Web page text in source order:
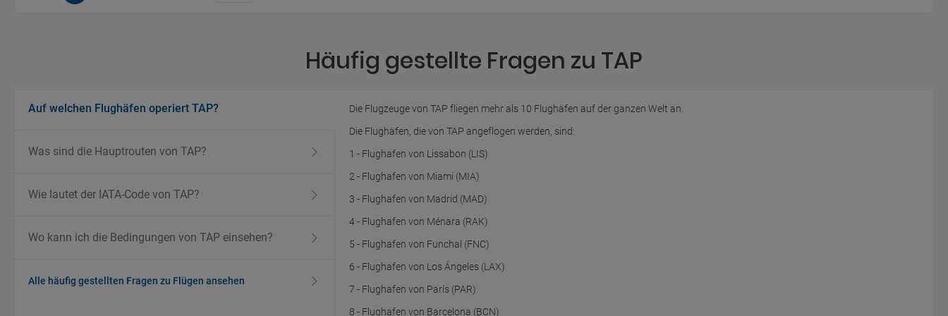
Häufig gestellte Fragen zu TAP
Auf welchen Flughäfen operiert TAP?
Was sind die Hauptrouten von TAP?
Wie lautet der IATA-Code von TAP?
Wo kann ich die Bedingungen von TAP einsehen?
Alle häufig gestellten Fragen zu Flügen ansehen
Die Flugzeuge von TAP fliegen mehr als 10 Flughäfen auf der ganzen Welt an.
Die Flughäfen, die von TAP angeflogen werden, sind:
1 - Flughafen von Lissabon (LIS)
2 - Flughafen von Miami (MIA)
3 - Flughafen von Madrid (MAD)
4 - Flughafen von Ménara (RAK)
5 - Flughafen von Funchal (FNC)
6 - Flughafen von Los Ángeles (LAX)
7 - Flughafen von París (PAR)
8 - Flughafen von Barcelona (BCN)